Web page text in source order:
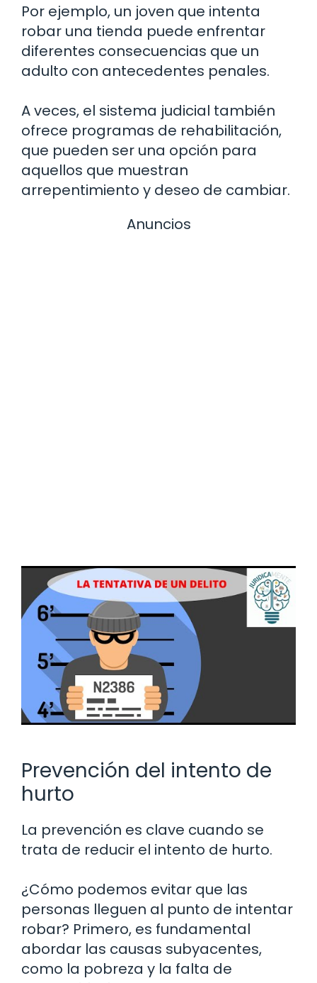
Por ejemplo, un joven que intenta
robar una tienda puede enfrentar
diferentes consecuencias que un
adulto con antecedentes penales.
A veces, el sistema judicial también
ofrece programas de rehabilitación,
que pueden ser una opción para
aquellos que muestran
arrepentimiento y deseo de cambiar.
Anuncios
Prevención del intento de
hurto
La prevención es clave cuando se
trata de reducir el intento de hurto.
¿Cómo podemos evitar que las
personas lleguen al punto de intentar
robar? Primero, es fundamental
abordar las causas subyacentes,
como la pobreza y la falta de